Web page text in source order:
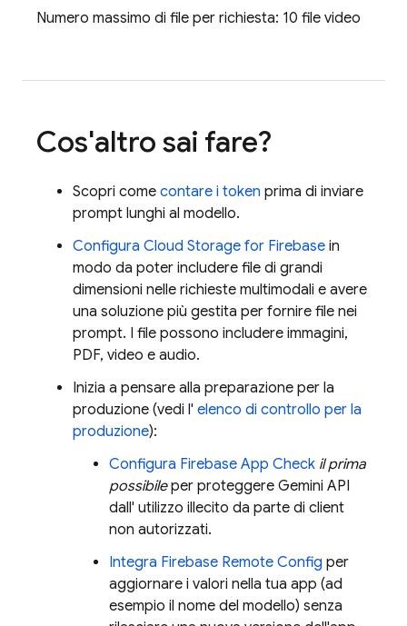
Numero massimo di file per richiesta: 10 file video
Cos'altro sai fare?
Scopri come contare i token prima di inviare
prompt lunghi al modello.
Configura Cloud Storage for Firebase in
modo da poter includere file di grandi
dimensioni nelle richieste multimodali e avere
una soluzione più gestita per fornire file nei
prompt. I file possono includere immagini,
PDF, video e audio.
Inizia a pensare alla preparazione per la
produzione (vedi l' elenco di controllo per la
produzione):
Configura Firebase App Check il prima
possibileper proteggere Gemini API
dall' utilizzo illecito da parte di client
non autorizzati.
Integra Firebase Remote Config per
aggiornare i valori nella tua app (ad
esempio il nome del modello) senza